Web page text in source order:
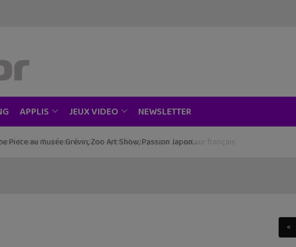
APPLIS JEUX VIDEO NEWSLETTER
Piece au musée Grévin, Zoo Art Show, Passion Japon…
«